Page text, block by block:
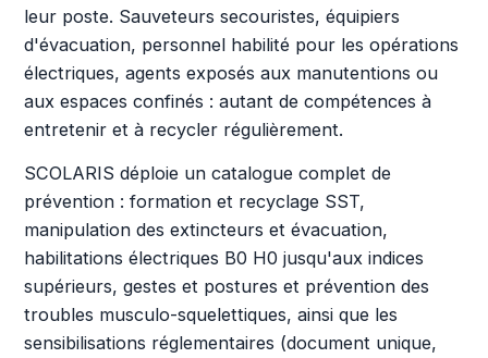
leur poste. Sauveteurs secouristes, équipiers
d'évacuation, personnel habilité pour les opérations
électriques, agents exposés aux manutentions ou
aux espaces confinés : autant de compétences à
entretenir et à recycler régulièrement.
SCOLARIS déploie un catalogue complet de
prévention : formation et recyclage SST,
manipulation des extincteurs et évacuation,
habilitations électriques B0 H0 jusqu'aux indices
supérieurs, gestes et postures et prévention des
troubles musculo-squelettiques, ainsi que les
sensibilisations réglementaires (document unique,